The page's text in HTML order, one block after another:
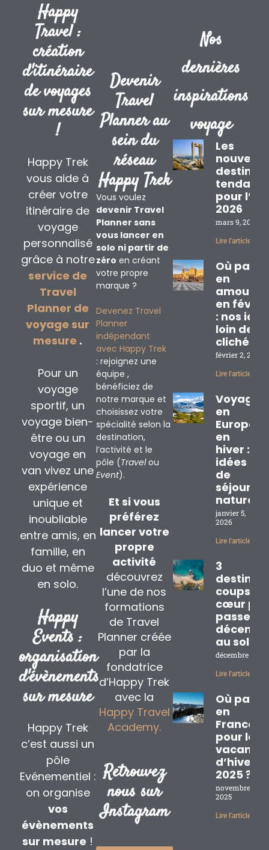
Happy
Travel :
création
d'itinéraire
de voyages
sur mesure
!
Happy Trek
vous aide à
créer votre
itinéraire de
voyage
personnalisé
grâce à notre
service de
Travel
Planner de
voyage sur
mesure .
Pour un
voyage
sportif, un
voyage bien-
être ou un
voyage en
van vivez une
expérience
unique et
inoubliable
entre amis, en
famille, en
duo et même
en solo.
Happy
Events :
organisation
d'évènements
sur mesure
Happy Trek
c’est aussi un
pôle
Evénementiel :
on organise
vos
évènements
sur mesure !
Devenir
Travel
Planner au
sein du
réseau
Happy Trek
Vous voulez
devenir Travel
Planner sans
vous lancer en
solo ni partir de
zéro en créant
votre propre
marque ?
Devenez Travel
Planner
indépendant
avec Happy Trek
: rejoignez une
équipe ,
bénéficiez de
notre marque et
choisissez votre
spécialité selon la
destination,
l’activité et le
pôle (Travelou
Event).
Et si vous
préférez
lancer votre
propre
activité
découvrez
l’une de nos
formations
de Travel
Planner créée
par la
fondatrice
d’Happy Trek
avec la
Happy Travel
Academy.
Retrouvez
nous sur
Instagram
Nos
dernières
inspirations
voyage
Les
pour
2026
mars 9, 2026
Lire l'article »
Où partir
en
en
: nos
loin des
clichés
février 2, 2026
Lire l'article »
Voyage
en
Europe
en
hiver : 3
idées
de
séjours
nature
janvier 5,
2026
Lire l'article »
3
coups de
cœur
passer
au soleil
décembre 2,
Lire l'article »
Où partir
en
France
pour les
d’hiver
2025 ?
novembre 17,
2025
Lire l'article »